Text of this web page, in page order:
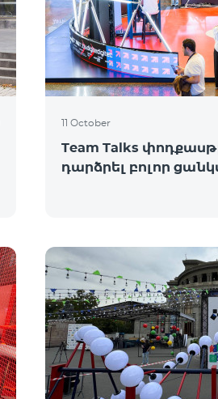
11 October
Team Talks
դարձրել բոլոր